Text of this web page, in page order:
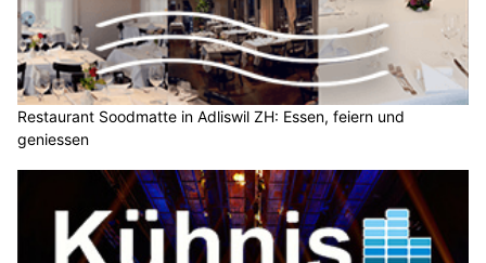
Restaurant Soodmatte in Adliswil ZH: Essen, feiern und
geniessen